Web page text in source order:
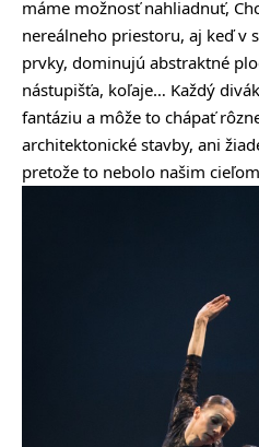
máme možnosť nahliadnuť,
nereálneho priestoru, aj keď v
prvky, dominujú abstraktné
nástupišťa, koľaje… Každý
fantáziu a môže to chápať
architektonické stavby, ani
pretože to nebolo našim